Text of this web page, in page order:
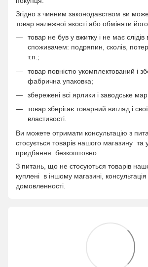
Згідно з чинним законодавством ви
товар належної якості або обміняти
товар не був у вжитку і не має слідів
споживачем: подряпин, сколів,
т.п.;
товар повністю укомплектований і
фабрична упаковка;
збережені всі ярлики і заводське
товар зберігає товарний вигляд і
властивості.
Ви можете отримати консультацію з
стосується товарів нашого магазину та
придбання безкоштовно.
З питань, що не стосуються товарів
куплені в іншому магазині,
домовленності.